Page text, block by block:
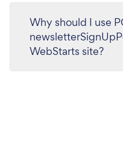
Why should I use
WebStarts site?